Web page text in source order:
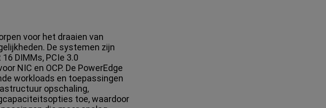
voor het draaien van
De systemen zijn
DIMMs, PCIe 3.0
NIC en OCP. De PowerEdge
workloads en toepassingen
opschaling,
toe, waardoor